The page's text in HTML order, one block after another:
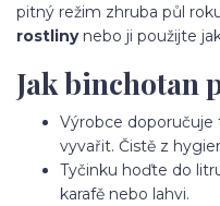
pitný režim zhruba půl
rostlinynebo ji použijte
Jak binchotan
Výrobce
vyvařit. Čistě z
Tyčinku hoďte do
karafě nebo lahvi.